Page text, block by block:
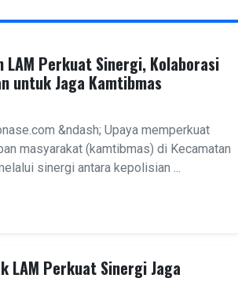
LAM Perkuat Sinergi, Kolaborasi
untuk Jaga Kamtibmas
&ndash; Upaya memperkuat
masyarakat (kamtibmas) di Kecamatan
sinergi antara kepolisian ...
LAM Perkuat Sinergi Jaga